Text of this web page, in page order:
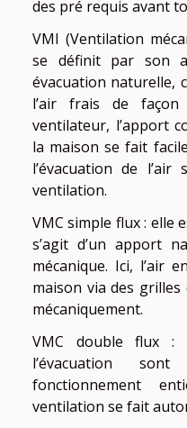
des pré requis avant
VMI (Ventilation
se définit par son
évacuation naturelle,
l’air frais de façon
ventilateur, l’apport
la maison se fait
l’évacuation de
ventilation.
VMC simple flux : elle
s’agit d’un apport
mécanique. Ici, l’air
maison via des
mécaniquement.
VMC double flux :
l’évacuation
fonctionnement
ventilation se fait